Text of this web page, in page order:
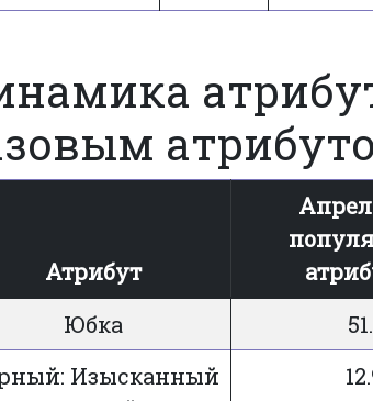
Атрибут
Юбка
Изысканный